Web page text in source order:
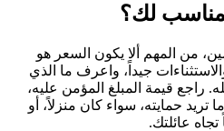
لك؟
من المهم ألا يكون السعر هو
جيداً، واعرف ما الذي
راجع قيمة المبلغ المؤمن عليه،
تريد حمايته، سواء كان منزلاً، أو
تجاه عائلتك.